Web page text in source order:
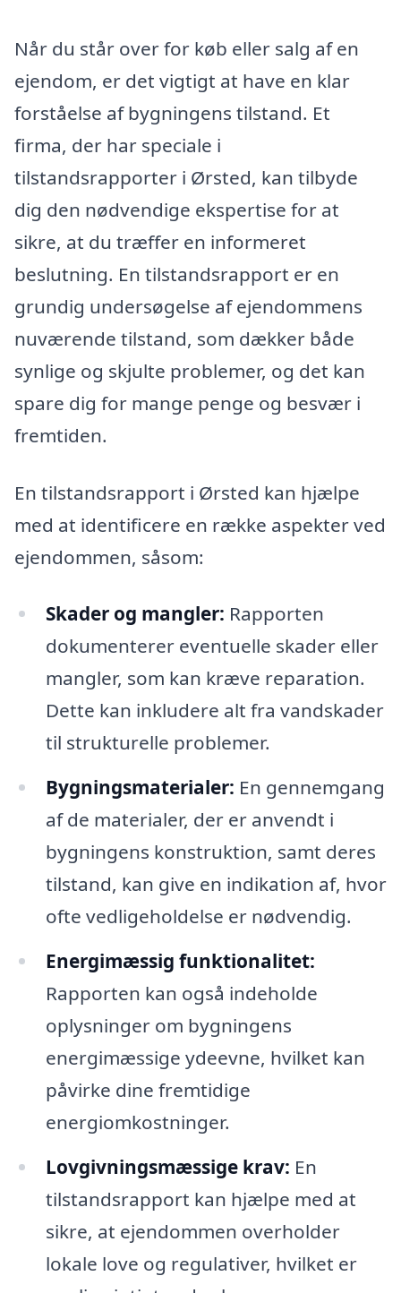
Når du står over for køb eller salg af en
ejendom, er det vigtigt at have en klar
forståelse af bygningens tilstand. Et
firma, der har speciale i
tilstandsrapporter i Ørsted, kan tilbyde
dig den nødvendige ekspertise for at
sikre, at du træffer en informeret
beslutning. En tilstandsrapport er en
grundig undersøgelse af ejendommens
nuværende tilstand, som dækker både
synlige og skjulte problemer, og det kan
spare dig for mange penge og besvær i
fremtiden.
En tilstandsrapport i Ørsted kan hjælpe
med at identificere en række aspekter ved
ejendommen, såsom:
Skader og mangler: Rapporten
dokumenterer eventuelle skader eller
mangler, som kan kræve reparation.
Dette kan inkludere alt fra vandskader
til strukturelle problemer.
Bygningsmaterialer: En gennemgang
af de materialer, der er anvendt i
bygningens konstruktion, samt deres
tilstand, kan give en indikation af, hvor
ofte vedligeholdelse er nødvendig.
Energimæssig funktionalitet:
Rapporten kan også indeholde
oplysninger om bygningens
energimæssige ydeevne, hvilket kan
påvirke dine fremtidige
energiomkostninger.
Lovgivningsmæssige krav: En
tilstandsrapport kan hjælpe med at
sikre, at ejendommen overholder
lokale love og regulativer, hvilket er